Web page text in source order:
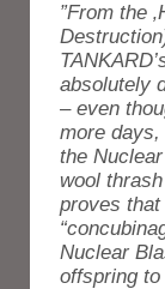
”From the
absolutely
– even
more days,
the
wool
proves
Nuclear
offspring to